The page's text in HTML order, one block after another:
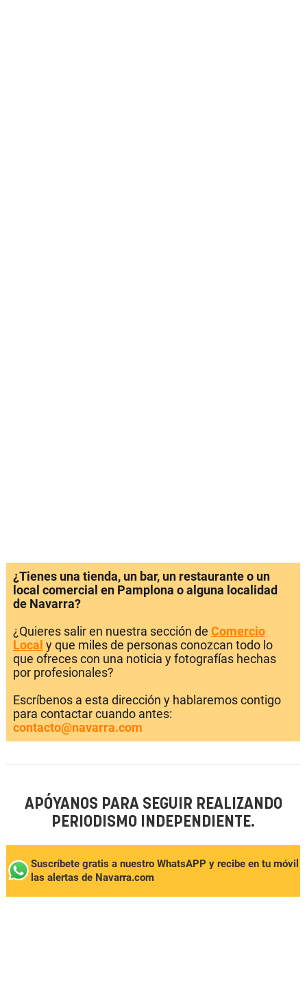
¿Tienes una tienda, un bar, un restaurante o un
local comercial en Pamplona o alguna localidad
de Navarra?
¿Quieres salir en nuestra sección de Comercio
Local y que miles de personas conozcan todo lo
que ofreces con una noticia y fotografías hechas
por profesionales?
Escríbenos a esta dirección y hablaremos contigo
para contactar cuando antes:
contacto@navarra.com
APÓYANOS PARA SEGUIR REALIZANDO
PERIODISMO INDEPENDIENTE.
Suscríbete gratis a nuestro WhatsAPP y recibe en tu móvil
las alertas de Navarra.com